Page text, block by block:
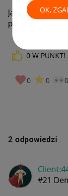
OK,
Jak wymusić
płatności kartą
0 W PUNKT!
0 0 0
2 odpowiedzi
#21